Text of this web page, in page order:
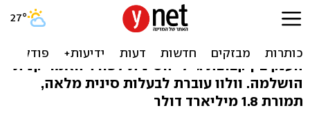
זה סופי: וולוו כבר סינית
מותג אירופי נוסף עובר לידיים מהמזרח - עסקת
הענק בין קבוצת ג'ילי הסינית לפורד האמריקנית
הושלמה. וולוו עוברת לבעלות סינית מלאה,
תמורת 1.8 מיליארד דולר